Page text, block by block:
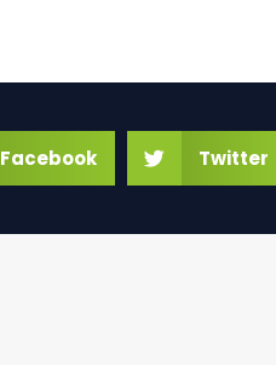
Facebook Twitter